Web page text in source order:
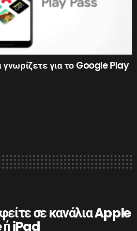
για το Google Play
σε κανάλια Apple
ή iPad